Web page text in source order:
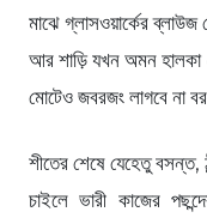
মাঝে গ্লাসওয়ার্কের
আর শাড়ি যখন অমন
মোটেও জবরজং লাগবে না
শীতের শেষে যেহেতু বসন্ত,
চাইলে ভারী কাজের